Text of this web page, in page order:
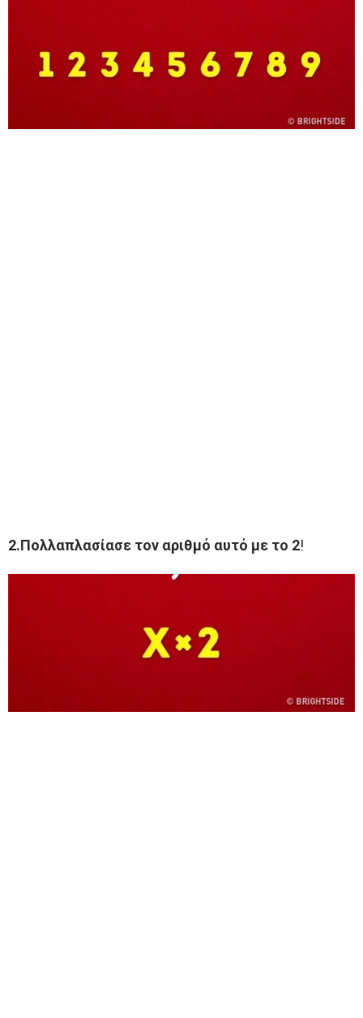
2.Πολλαπλασίασε τον αριθμό αυτό με το 2!